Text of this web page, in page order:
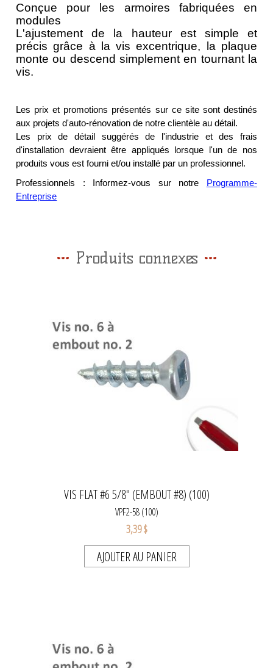
Conçue pour les armoires fabriquées en
modules
L'ajustement de la hauteur est simple et
précis grâce à la vis excentrique, la plaque
monte ou descend simplement en tournant la
vis.
Les prix et promotions présentés sur ce site sont destinés
aux projets d'auto-rénovation de notre clientèle au détail.
Les prix de détail suggérés de l'industrie et des frais
d'installation devraient être appliqués lorsque l'un de nos
produits vous est fourni et/ou installé par un professionnel.
Professionnels : Informez-vous sur notre
Programme-
Entreprise
Produits connexes
VIS FLAT #6 5/8" (EMBOUT #8) (100)
VPF2-58 (100)
3,39 $
AJOUTER AU PANIER